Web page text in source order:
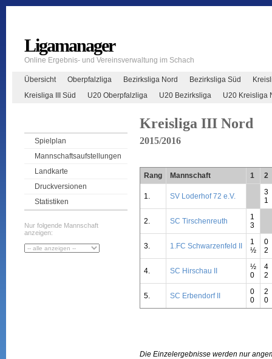
Ligamanager
Online Ergebnis- und Vereinsverwaltung im Schach
Übersicht Oberpfalzliga Bezirksliga Nord Bezirksliga Süd
Kreisliga III Süd
U20 Oberpfalzliga U20 Bezirksliga U20 Kreisliga
Spielplan
Mannschaftsaufstellungen
Landkarte
Druckversionen
Statistiken
Nur folgende Mannschaft
anzeigen:
Kreisliga III Nord
2015/2016
Rang Mannschaft 1 2
1. SV Loderhof 72 e.V.
3
1
2. SC Tirschenreuth
1
3
3. 1.FC Schwarzenfeld II
1
½
0
2
4. SC Hirschau II
½
0
4
2
5. SC Erbendorf II
0
0
2
0
Die Einzelergebnisse werden nur